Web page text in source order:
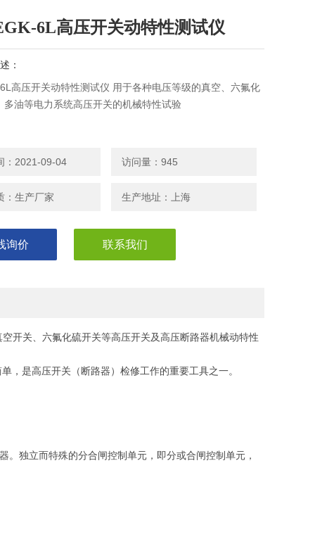
6L高压开关动特性测试仪
：
高压开关动特性测试仪 用于各种电压等级的真空、六氟化
多油等电力系统高压开关的机械特性试验
：2021-09-04 访问量：945
：生产厂家 生产地址：上海
询价 联系我们
开关、六氟化硫开关等高压开关及高压断路器机械动特性
，是高压开关（断路器）检修工作的重要工具之一。
独立而特殊的分合闸控制单元，即分或合闸控制单元，